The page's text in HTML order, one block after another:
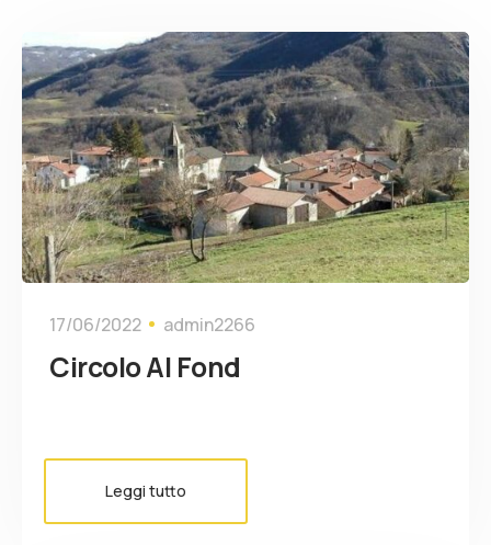
17/06/2022 admin2266
Circolo Al Fond
Leggi tutto